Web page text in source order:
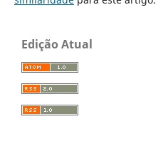
Edição Atual